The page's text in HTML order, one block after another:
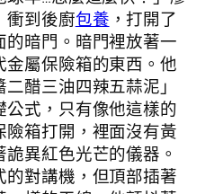
衝到後廚包養 ，打開了
暗門。暗門裡放著一
屬保險箱的東西。他
醋三油四辣五蒜泥」
公式，只有像他這樣的
箱打開，裡面沒有黃
異紅色光芒的儀器。
對講機，但頂部插著